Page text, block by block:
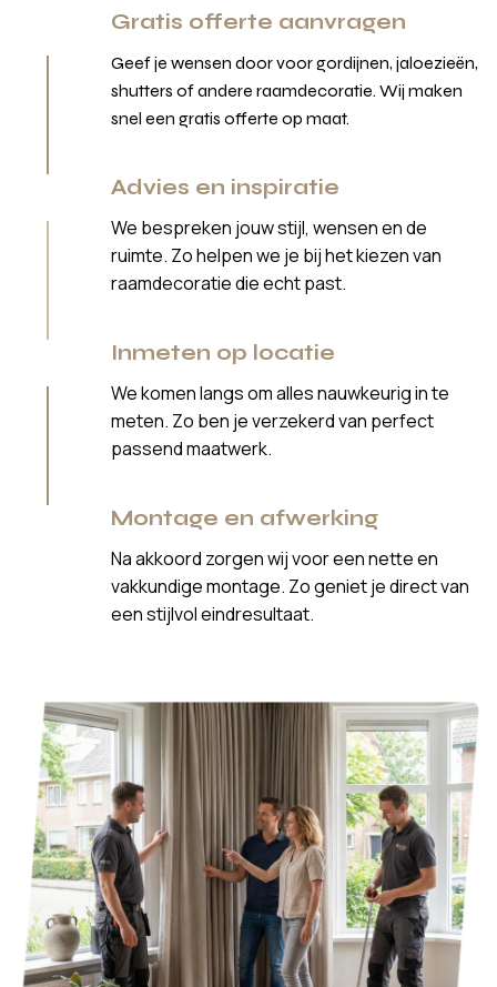
Gratis offerte aanvragen
Geef je wensen door voor gordijnen, jaloezieën,
shutters of andere raamdecoratie. Wij maken
snel een gratis offerte op maat.
Advies en inspiratie
We bespreken jouw stijl, wensen en de
ruimte. Zo helpen we je bij het kiezen van
raamdecoratie die echt past.
Inmeten op locatie
We komen langs om alles nauwkeurig in te
meten. Zo ben je verzekerd van perfect
passend maatwerk.
Montage en afwerking
Na akkoord zorgen wij voor een nette en
vakkundige montage. Zo geniet je direct van
een stijlvol eindresultaat.